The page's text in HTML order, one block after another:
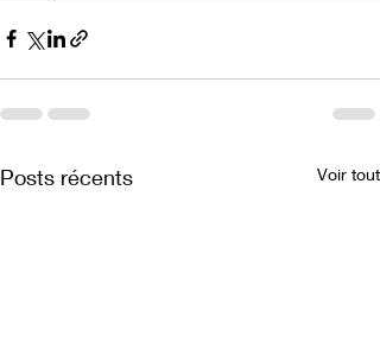
Posts récents Voir tout